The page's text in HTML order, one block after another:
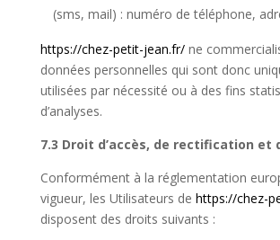
(sms, mail) : numéro de téléphone,
https://chez-petit-jean.fr/ne
données personnelles qui sont donc
utilisées par nécessité ou à des fins
d’analyses.
7.3 Droit d’accès, de rectification et
Conformément à la réglementation
vigueur, les Utilisateurs de https://chez-
disposent des droits suivants :